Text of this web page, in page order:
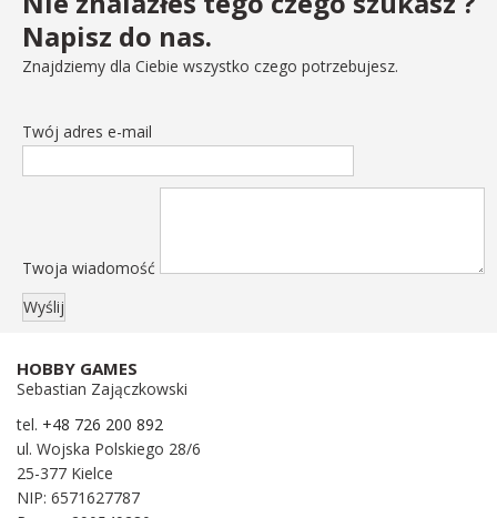
Napisz do nas.
Znajdziemy dla Ciebie wszystko czego potrzebujesz.
Twój adres e-mail
Twoja wiadomość
HOBBY GAMES
Sebastian Zajączkowski
tel. +48 726 200 892
ul. Wojska Polskiego 28/6
25-377 Kielce
NIP: 6571627787